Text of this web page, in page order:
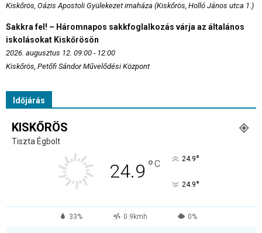
Kiskőrös, Oázis Apostoli Gyülekezet imaháza (Kiskőrös, Holló János utca 1.)
Sakkra fel! – Háromnapos sakkfoglalkozás várja az általános
iskolásokat Kiskőrösön
2026. augusztus 12. 09:00 - 12:00
Kiskőrös, Petőfi Sándor Művelődési Központ
Időjárás
KISKŐRÖS
Tiszta Égbolt
24.9 °C 24.9°
24.9°
33% 0.9kmh 0%